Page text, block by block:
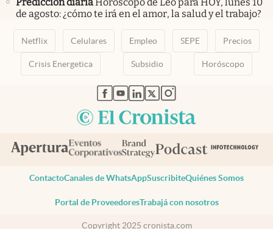
de agosto: ¿cómo te irá en el amor, la salud y el trabajo?
Netflix Celulares Empleo SEPE Precios
Crisis Energetica Subsidio Horóscopo
abre en nueva pestaña
abre en nueva pestaña
abre en nueva pestaña
abre en nueva pestaña
abre en nueva pestaña
ContactoCanales de WhatsAppSuscribiteQuiénes Somos
Portal de ProveedoresTrabajá con nosotros
Copyright 2025 cronista.com